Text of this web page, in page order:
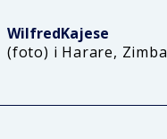
WilfredKajese
(foto) i Harare,